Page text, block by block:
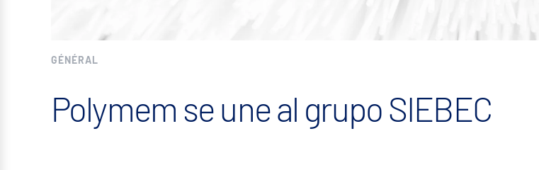
GÉNÉRAL
Polymem se une al grupo SIEBEC